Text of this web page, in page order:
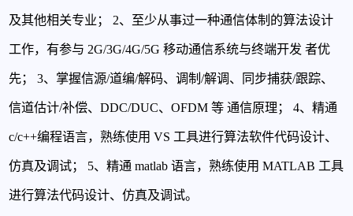
及其他相关专业；2、至少从事过一种通信体制的算法设计
工作，有参与 2G/3G/4G/5G 移动通信系统与终端开发者优
先；3、掌握信源/道编/解码、调制/解调、同步捕获/跟踪、
信道估计/补偿、DDC/DUC、OFDM 等通信原理；4、精通
c/c++编程语言，熟练使用 VS 工具进行算法软件代码设计、
仿真及调试； 5、精通 matlab 语言，熟练使用 MATLAB 工具
进行算法代码设计、仿真及调试。